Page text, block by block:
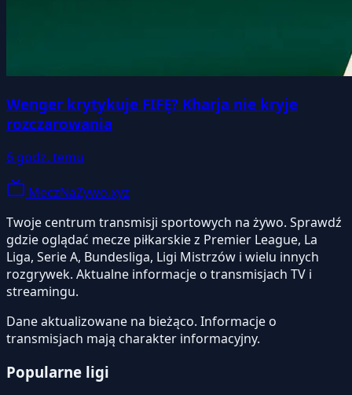
Wenger krytykuje FIFĘ? Kharja nie kryje
rozczarowania
6 godz. temu
MeczNaZywo.xyz
Twoje centrum transmisji sportowych na żywo. Sprawdź
gdzie oglądać mecze piłkarskie z Premier League, La
Liga, Serie A, Bundesliga, Ligi Mistrzów i wielu innych
rozgrywek. Aktualne informacje o transmisjach TV i
streamingu.
Dane aktualizowane na bieżąco. Informacje o
transmisjach mają charakter informacyjny.
Popularne ligi